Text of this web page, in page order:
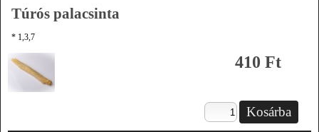
Túrós palacsinta
* 1,3,7
410 Ft